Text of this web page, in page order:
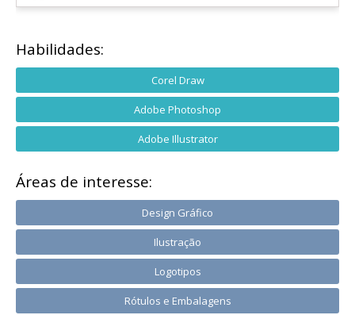
Habilidades:
Corel Draw
Adobe Photoshop
Adobe Illustrator
Áreas de interesse:
Design Gráfico
Ilustração
Logotipos
Rótulos e Embalagens